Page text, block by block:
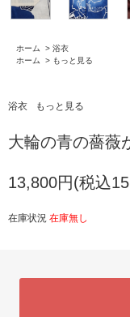
ホーム > 浴衣
ホーム
> もっと見る
浴衣 もっと見る
大輪の青の薔薇
13,800円(税込
在庫状況 在庫無し